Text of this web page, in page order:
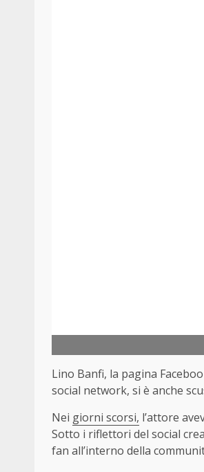
Lino Banfi, la pagina
social network, si è anche
Nei giorni scorsi, l’attore
Sotto i riflettori del social
fan all’interno della